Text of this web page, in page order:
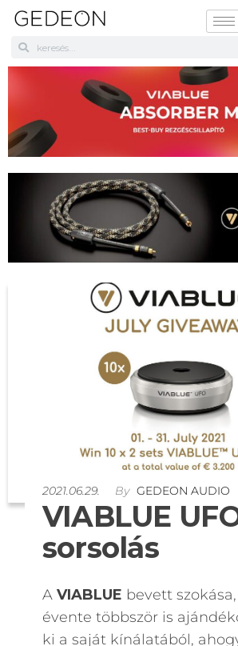
2021.06.29. By GEDEON AUDIO
VIABLUE
sorsolás
A VIABLUE bevett
évente többször is
ki a saját kínálatából,